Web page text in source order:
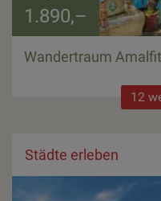
1.890,–
Wandertraum
12
Städte erleben